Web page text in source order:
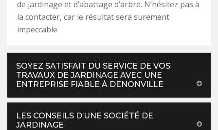
de jardinage et d’abattage d’arbre. N’hésitez pas à
la contacter, car le résultat sera surement
impeccable.
SOYEZ SATISFAIT DU SERVICE DE VOS
TRAVAUX DE JARDINAGE AVEC UNE
ENTREPRISE FIABLE À DENONVILLE
LES CONSEILS D’UNE SOCIÉTÉ DE
JARDINAGE